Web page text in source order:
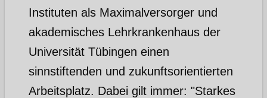
Instituten als Maximalversorger und
akademisches Lehrkrankenhaus der
Universität Tübingen einen
sinnstiftenden und zukunftsorientierten
Arbeitsplatz. Dabei gilt immer: "Starkes